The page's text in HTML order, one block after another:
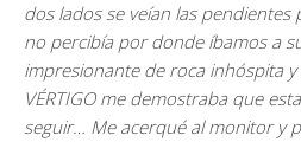
dos lados se veían las
no percibía por donde íbamos a
impresionante de roca inhóspita
VÉRTIGO me demostraba que
seguir… Me acerqué al monitor y